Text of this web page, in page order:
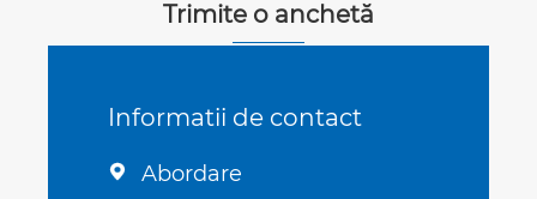
Trimite o anchetă
Informatii de contact
 Abordare